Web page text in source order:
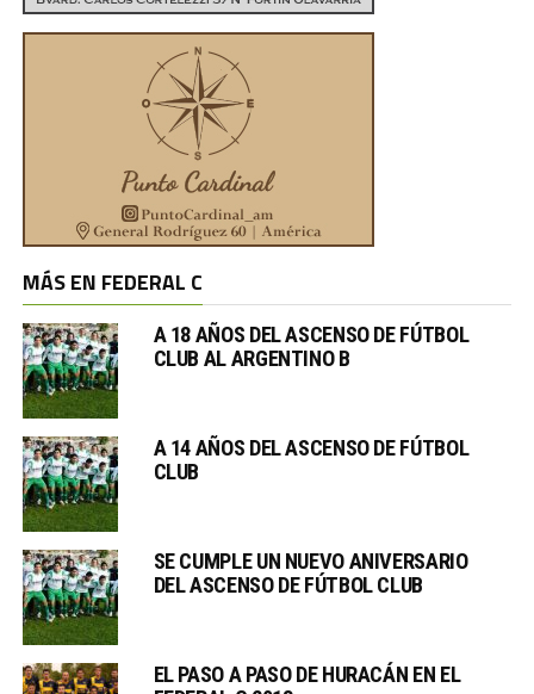
MÁS EN FEDERAL C
A 18 AÑOS DEL ASCENSO DE FÚTBOL
CLUB AL ARGENTINO B
A 14 AÑOS DEL ASCENSO DE FÚTBOL
CLUB
SE CUMPLE UN NUEVO ANIVERSARIO
DEL ASCENSO DE FÚTBOL CLUB
EL PASO A PASO DE HURACÁN EN EL